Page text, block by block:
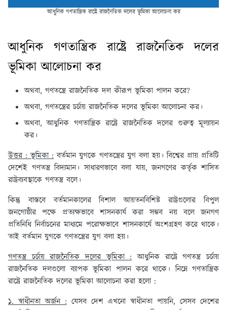
আধুনিক গণতান্ত্রিক রাষ্ট্রে রাজনৈতিক দলের ভূমিকা আলােচনা কর
আধুনিক গণতান্ত্রিক রাষ্ট্রে রাজনৈতিক দলের
ভূমিকা আলােচনা কর
অথবা, গণতন্ত্রে রাজনৈতিক দল কীরূপ ভূমিকা পালন করে?
অথবা, গণতন্ত্রের চর্চায় রাজনৈতিক দলের ভূমিকা আলোচনা কর।
অথবা, আধুনিক গণতান্ত্রিক রাষ্ট্রে রাজনৈতিক দলের গুরুত্ব মূল্যায়ন
কর।
উত্তর : ভূমিকা :বর্তমান যুগকে গণতন্ত্রের যুগ বলা হয়। বিশ্বের প্রায় প্রতিটি
দেশেই গণতন্ত্র বিদ্যমান। সাধারণভাবে বলা যায়, জনগণের কর্তৃক শাসিত
রাষ্ট্রব্যবস্থাকে গণতন্ত্র বলে।
কিন্তু বাস্তবে বর্তমানকালের বিশাল আয়তনবিশিষ্ট রাষ্ট্রগুলোর বিপুল
জনগোষ্ঠীর পক্ষে প্রত্যক্ষভাবে শাসনকার্য করা সম্ভব নয় বলে জনগণ
প্রতিনিধি নির্বাচনের মাধ্যমে পরোক্ষভাবে শাসনকার্যে অংশগ্রহণ করে থাকে।
তাই বর্তমান যুগকে গণতন্ত্রের যুগ বলা হয়।
গণতন্ত্র চর্চায় রাজনৈতিক দলের ভূমিকা :আধুনিক রাষ্ট্রে গণতন্ত্র চর্চায়
রাজনৈতিক দলগুলো ব্যাপক ভূমিকা পালন করে থাকে। নিম্নে গণতান্ত্রিক
রাষ্ট্রে রাজনৈতিক দলের ভূমিকা আলোচনা করা হলো :
১. স্বাধীনতা অর্জন :যেসব দেশ এখনো স্বাধীনতা পায়নি, সেসব দেশের